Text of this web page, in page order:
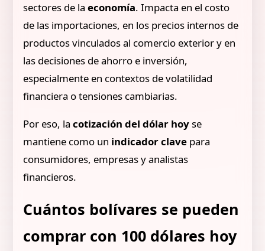
sectores de laeconomía. Impacta en el costo
de las importaciones, en los precios internos de
productos vinculados al comercio exterior y en
las decisiones de ahorro e inversión,
especialmente en contextos de volatilidad
financiera o tensiones cambiarias.
Por eso, lacotización del dólar hoyse
mantiene como un indicador clave para
consumidores, empresas y analistas
financieros.
Cuántos bolívares se pueden
comprar con 100 dólares hoy